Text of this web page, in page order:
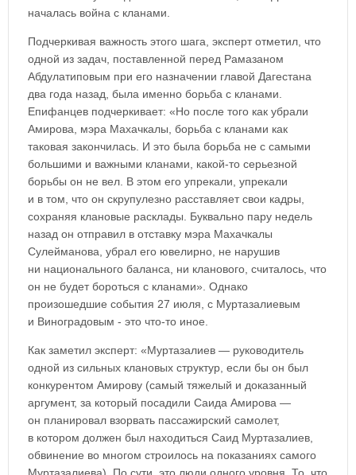
началась война с кланами.
Подчеркивая важность этого шага, эксперт отметил, что
одной из задач, поставленной перед Рамазаном
Абдулатиповым при его назначении главой Дагестана
два года назад, была именно борьба с кланами.
Епифанцев подчеркивает: «Но после того как убрали
Амирова, мэра Махачкалы, борьба с кланами как
таковая закончилась. И это была борьба не с самыми
большими и важными кланами, какой-то серьезной
борьбы он не вел. В этом его упрекали, упрекали
и в том, что он скрупулезно расставляет свои кадры,
сохраняя клановые расклады. Буквально пару недель
назад он отправил в отставку мэра Махачкалы
Сулейманова, убрал его ювелирно, не нарушив
ни национального баланса, ни кланового, считалось, что
он не будет бороться с кланами». Однако
произошедшие события 27 июля, с Муртазалиевым
и Виноградовым - это что-то иное.
Как заметил эксперт: «Муртазалиев — руководитель
одной из сильных клановых структур, если бы он был
конкурентом Амирову (самый тяжелый и доказанный
аргумент, за который посадили Саида Амирова —
он планировал взорвать пассажирский самолет,
в котором должен был находиться Саид Муртазалиев,
обвинение во многом строилось на показаниях самого